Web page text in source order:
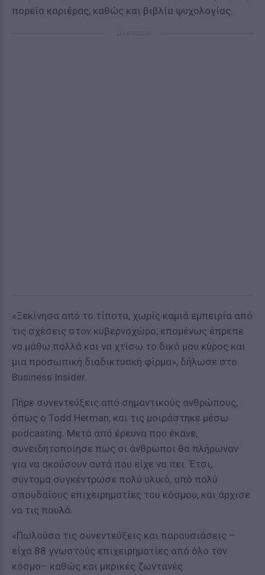
πορεία καριέρας, καθώς και βιβλία ψυχολογίας.
«Ξεκίνησα από το τίποτα, χωρίς καμιά εμπειρία από
τις σχέσεις στον κυβερνοχώρο, επομένως έπρεπε
να μάθω πολλά και να χτίσω το δικό μου κύρος και
μια προσωπική διαδικτυακή φίρμα», δήλωσε στο
Business Insider.
Πήρε συνεντεύξεις από σημαντικούς ανθρώπους,
όπως ο Todd Herman, και τις μοιράστηκε μέσω
podcasting. Μετά από έρευνα που έκανε,
συνειδητοποίησε πως οι άνθρωποι θα πλήρωναν
για να ακούσουν αυτά που είχε να πει. Έτσι,
σύντομα συγκέντρωσε πολύ υλικό, από πολύ
σπουδαίους επιχειρηματίες του κόσμου, και άρχισε
να τις πουλά.
«Πωλούσα τις συνεντεύξεις και παρουσιάσεις –
είχα 88 γνωστούς επιχειρηματίες από όλο τον
κόσμο– καθώς και μερικές ζωντανές